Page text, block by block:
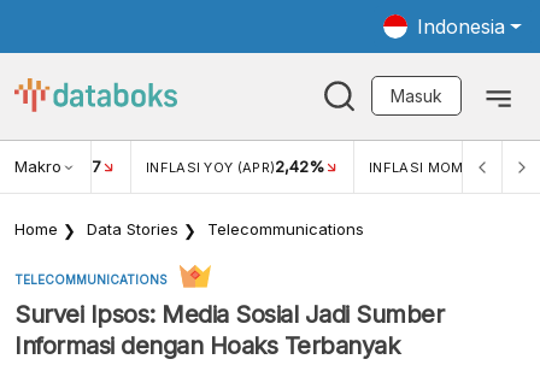
Indonesia
Masuk
Makro
USD/IDR 17 INFLASI YOY (APR)2,42% INFLASI MOM (MAR)
Home Data Stories Telecommunications
TELECOMMUNICATIONS
Survei Ipsos: Media Sosial Jadi Sumber
Informasi dengan Hoaks Terbanyak